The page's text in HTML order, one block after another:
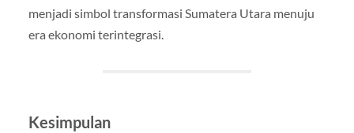
menjadi simbol transformasi Sumatera Utara menuju
era ekonomi terintegrasi.
Kesimpulan